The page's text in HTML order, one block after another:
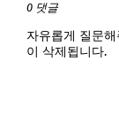
0 댓글
자유롭게 질문
이 삭제됩니다.